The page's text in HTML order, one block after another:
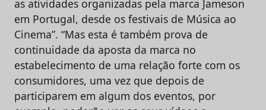
as atividades organizadas pela marca Jameson
em Portugal, desde os festivais de Música ao
Cinema”. “Mas esta é também prova de
continuidade da aposta da marca no
estabelecimento de uma relação forte com os
consumidores, uma vez que depois de
participarem em algum dos eventos, por